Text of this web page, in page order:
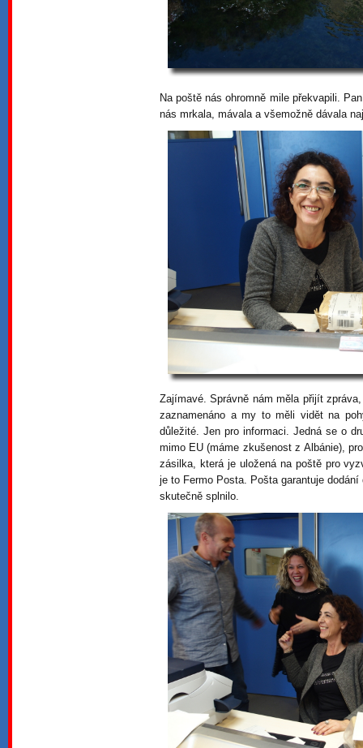
Na poště nás ohromně mile překvapili.
nás mrkala, mávala a všemožně dávala
Zajímavé. Správně nám měla přijít
zaznamenáno a my to měli vidět na
důležité. Jen pro informaci. Jedná se o
mimo EU (máme zkušenost z Albánie),
zásilka, která je uložená na poště pro
je to Fermo Posta. Pošta garantuje
skutečně splnilo.